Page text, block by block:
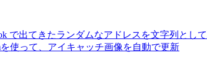
で出てきたランダムなアドレスを文字列とし
を使って、アイキャッチ画像を自動で更新